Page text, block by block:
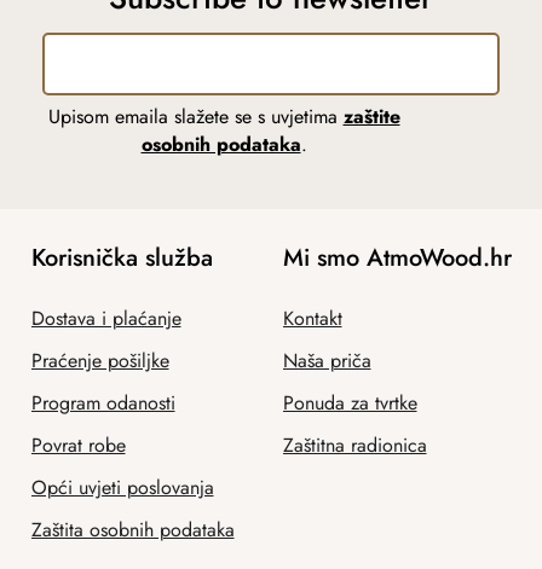
Upisom emaila slažete se s uvjetima zaštite
osobnih podataka.
Korisnička služba
Dostava i plaćanje
Praćenje pošiljke
Program odanosti
Povrat robe
Opći uvjeti poslovanja
Zaštita osobnih podataka
Mi smo AtmoWood.hr
Kontakt
Naša priča
Ponuda za tvrtke
Zaštitna radionica